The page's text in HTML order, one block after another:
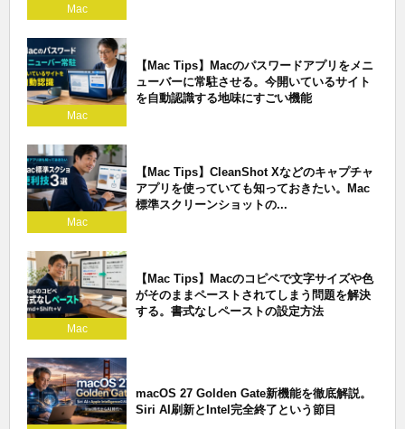
Mac
Mac
【Mac Tips】Macのパスワードアプリをメニ
ューバーに常駐させる。今開いているサイト
を自動認識する地味にすごい機能
Mac
【Mac Tips】CleanShot Xなどのキャプチャ
アプリを使っていても知っておきたい。Mac
標準スクリーンショットの...
Mac
【Mac Tips】Macのコピペで文字サイズや色
がそのままペーストされてしまう問題を解決
する。書式なしペーストの設定方法
macOS 27 Golden Gate新機能を徹底解説。
Siri AI刷新とIntel完全終了という節目